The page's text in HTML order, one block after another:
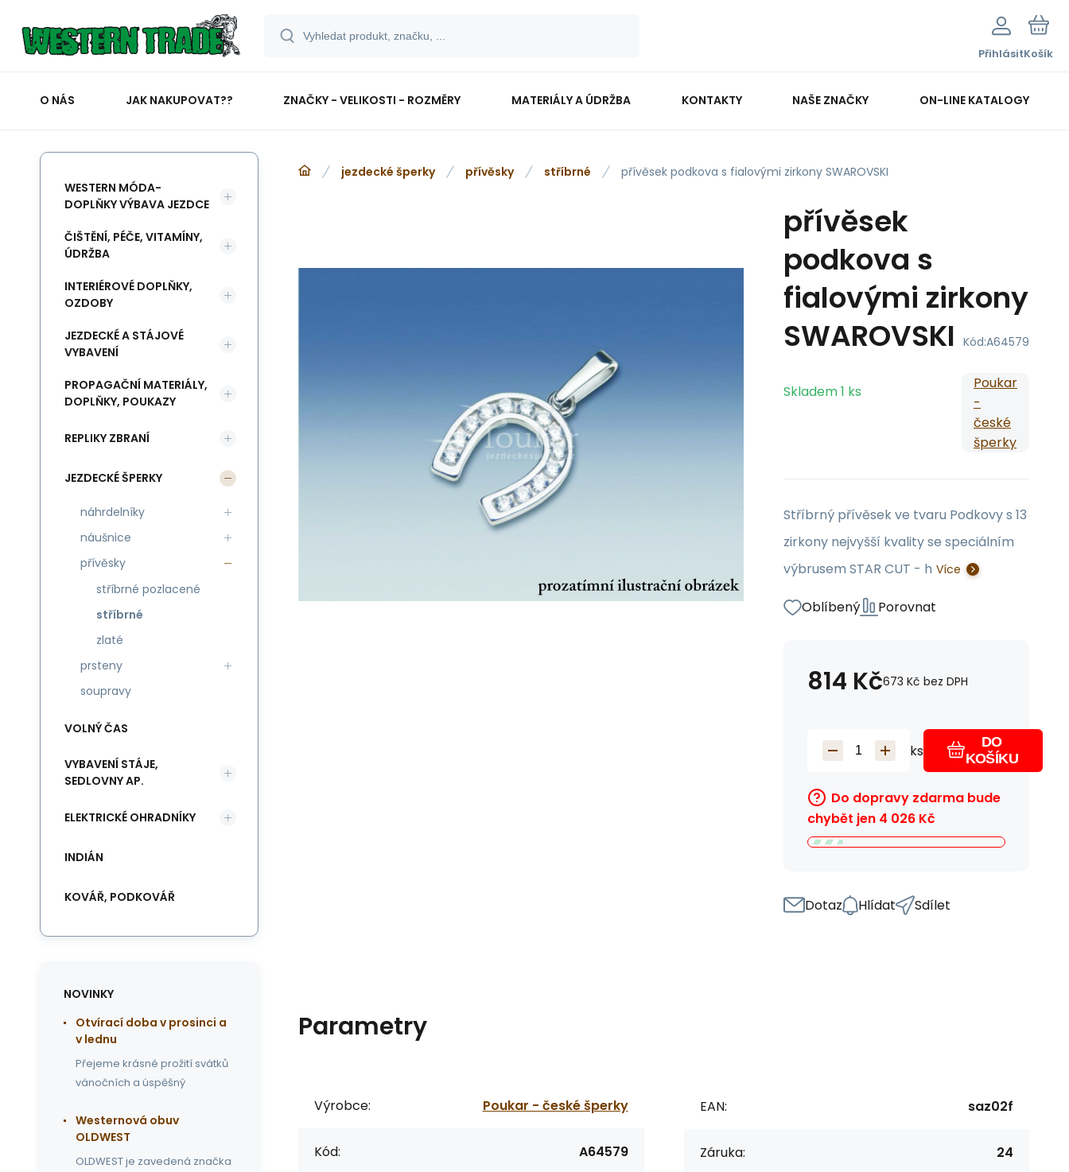
PřihlásitKošík
O NÁS JAK NAKUPOVAT?? ZNAČKY - VELIKOSTI - ROZMĚRY MATERIÁLY A ÚDRŽBA KONTAKTY NAŠE ZNAČKY ON-LINE KATALOGY
jezdecké šperky přívěsky stříbrné přívěsek podkova s fialovými zirkony SWAROVSKI
přívěsek
podkova s
fialovými zirkony
SWAROVSKI Kód:A64579
Skladem1 ks
Poukar
-
české
šperky
Stříbrný přívěsek ve tvaru Podkovy s 13
zirkony nejvyšší kvality se speciálním
výbrusem STAR CUT - h Více
Oblíbený Porovnat
814 Kč673 Kč bez DPH
ks
DO
KOŠÍKU
Do dopravy zdarma bude
chybět jen 4 026 Kč
Dotaz Hlídat Sdílet
Parametry
Výrobce: Poukar - české šperky
Kód: A64579
EAN: saz02f
Záruka: 24
WESTERN MÓDA-
DOPLŇKY VÝBAVA JEZDCE
ČIŠTĚNÍ, PÉČE, VITAMÍNY,
ÚDRŽBA
INTERIÉROVÉ DOPLŇKY,
OZDOBY
JEZDECKÉ A STÁJOVÉ
VYBAVENÍ
PROPAGAČNÍ MATERIÁLY,
DOPLŇKY, POUKAZY
REPLIKY ZBRANÍ
JEZDECKÉ ŠPERKY
náhrdelníky
náušnice
přívěsky
stříbrné pozlacené
stříbrné
zlaté
prsteny
soupravy
VOLNÝ ČAS
VYBAVENÍ STÁJE,
SEDLOVNY AP.
ELEKTRICKÉ OHRADNÍKY
INDIÁN
KOVÁŘ, PODKOVÁŘ
NOVINKY
Otvírací doba v prosinci a
v lednu
Přejeme krásné prožití svátků
vánočních a úspěšný
Westernová obuv
OLDWEST
OLDWEST je zavedená značka